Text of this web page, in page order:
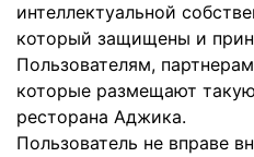
интеллектуальной
который защищены и
Пользователям,
которые размещают
ресторана Аджика.
Пользователь не вправе